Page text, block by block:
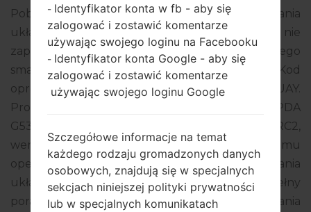
Pobierz najnowszą aktualizację oprogramowania
układowego dla Samsung Galaxy J2 Prime, ale nie
zapomnij sprawdzić, czy numer modelu Twojego
smartfona odpowiada wskazanemu SM-G532M. Kod
oprogramowania układowego to CTU z URUGUAY.
Produkt jest dostarczany z wersją PDA
G532MUMU1ARC2, wersja CSC G532MUWA1ARC2,
wersja MODEM G532MUBU1ARC1. Wersja systemu
operacyjnego danego oprogramowania
układowego to Android Marshmallow 6.0.1. Pełny
poradnik na temat flashowania oprogramowania
- Identyfikator konta w fb - aby się
zalogować i zostawić komentarze
używając swojego loginu na Facebooku
- Identyfikator konta Google - aby się
zalogować i zostawić komentarze
używając swojego loginu Google
Szczegółowe informacje na temat
każdego rodzaju gromadzonych danych
osobowych, znajdują się w specjalnych
sekcjach niniejszej polityki prywatności
lub w specjalnych komunikatach